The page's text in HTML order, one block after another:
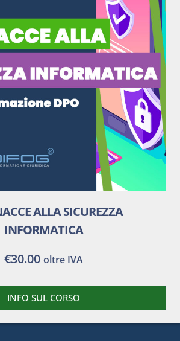
ALLA SICUREZZA
INFORMATICA
€30.00 oltre IVA
INFO SUL CORSO